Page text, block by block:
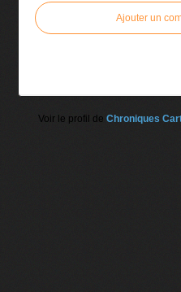
Ajouter un
Voir le profil de Chroniques